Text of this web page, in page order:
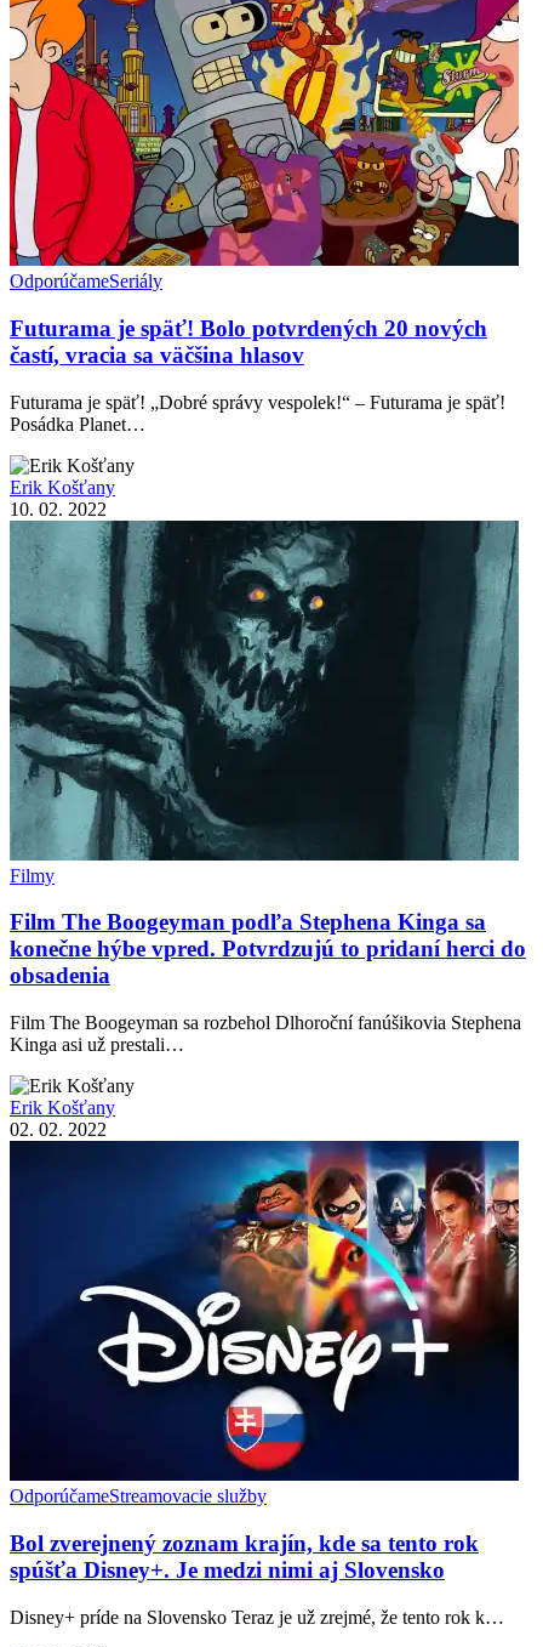
OdporúčameSeriály
Futurama je späť! Bolo potvrdených 20 nových
častí, vracia sa väčšina hlasov
Futurama je späť! „Dobré správy vespolek!“ – Futurama je späť!
Posádka Planet…
Erik Košťany
10. 02. 2022
Filmy
Film The Boogeyman podľa Stephena Kinga sa
konečne hýbe vpred. Potvrdzujú to pridaní herci do
obsadenia
Film The Boogeyman sa rozbehol Dlhoroční fanúšikovia Stephena
Kinga asi už prestali…
Erik Košťany
02. 02. 2022
OdporúčameStreamovacie služby
Bol zverejnený zoznam krajín, kde sa tento rok
spúšťa Disney+. Je medzi nimi aj Slovensko
Disney+ príde na Slovensko Teraz je už zrejmé, že tento rok k…